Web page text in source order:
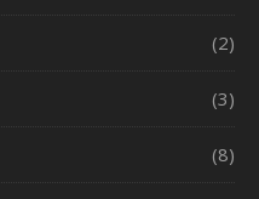
(2)
(3)
(8)